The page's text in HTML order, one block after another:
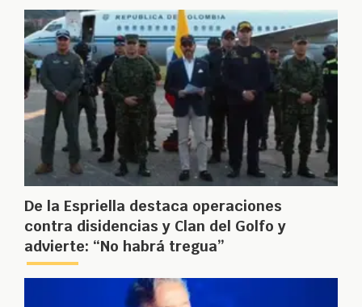
De la Espriella destaca operaciones
contra disidencias y Clan del Golfo y
advierte: “No habrá tregua”